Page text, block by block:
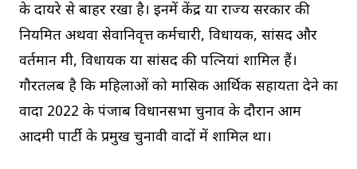
के दायरे से बाहर रखा है। इनमें केंद्र या राज्य सरकार की
नियमित अथवा सेवानिवृत्त कर्मचारी, विधायक, सांसद और
वर्तमान मंत्री, विधायक या सांसद की पत्नियां शामिल हैं।
गौरतलब है कि महिलाओं को मासिक आर्थिक सहायता देने का
वादा 2022 के पंजाब विधानसभा चुनाव के दौरान आम
आदमी पार्टी के प्रमुख चुनावी वादों में शामिल था।